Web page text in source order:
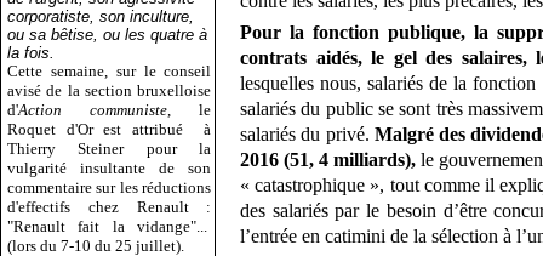
corporatiste, son inculture,
ou sa bêtise, ou les quatre à
la fois.
Cette semaine, sur le conseil
avisé de la section bruxelloise
d'Action communiste , le
Roquet d'Or est attribué
à
Thierry Steiner pour la
vulgarité insultante de son
commentaire sur les réductions
d'effectifs chez Renault :
"Renault fait la vidange"...
(lors du 7-10 du 25 juillet).
Pour la fonction publique, la
contrats aidés, le gel des salaires,
lesquelles nous, salariés de la
salariés du public se sont très
salariés du privé. Malgré des
2016 (51, 4 milliards), le
« catastrophique », tout comme il
des salariés par le besoin d’être
l’entrée en catimini de la sélection à